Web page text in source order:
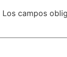
Los campos